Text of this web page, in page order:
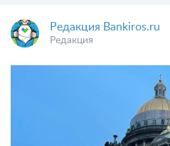
Редакция Bankiros.ru
Редакция